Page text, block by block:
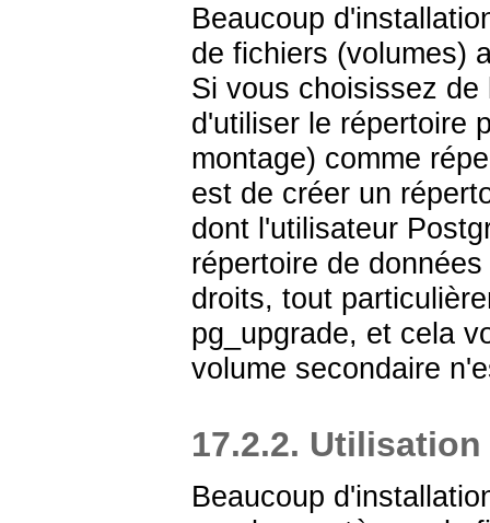
Beaucoup
de fichiers (volumes)
Si vous choisissez
d'utiliser le répertoire
montage) comme
est de créer un
dont l'utilisateur
répertoire de
droits, tout
pg_upgrade, et cela
volume secondaire
17.2.2.
Beaucoup